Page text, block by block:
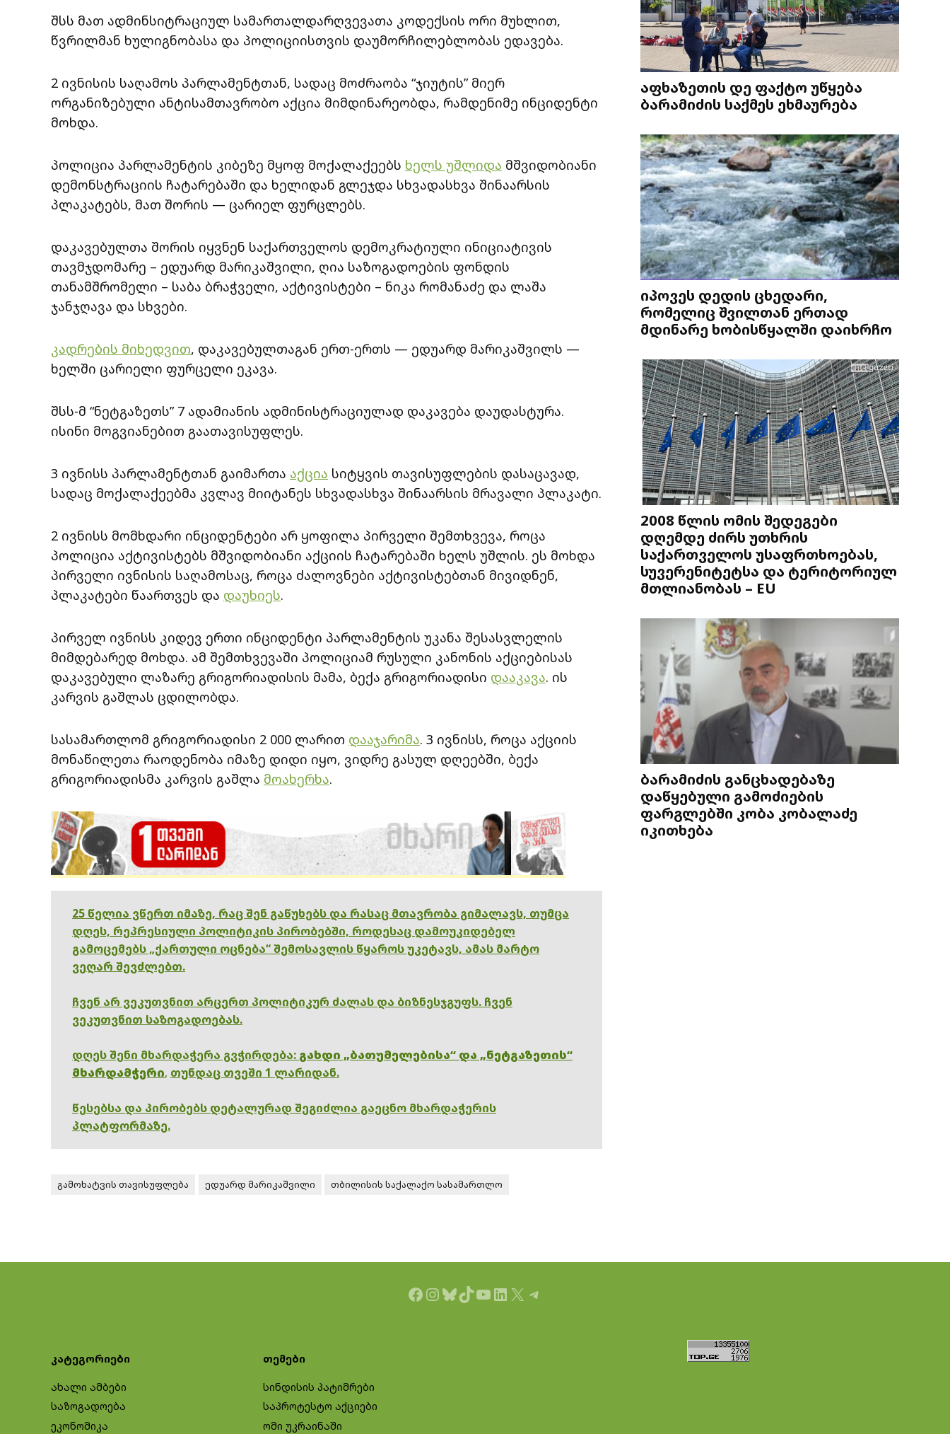
შსს მათ ადმინსიტრაციულ სამართალდარღვევათა კოდექსის ორი მუხლით,
წვრილმან ხულიგნობასა და პოლიციისთვის დაუმორჩილებლობას ედავება.
2 ივნისის საღამოს პარლამენტთან, სადაც მოძრაობა “ჯიუტის” მიერ
ორგანიზებული ანტისამთავრობო აქცია მიმდინარეობდა, რამდენიმე ინციდენტი
მოხდა.
პოლიცია პარლამენტის კიბეზე მყოფ მოქალაქეებს ხელს უშლიდა მშვიდობიანი
დემონსტრაციის ჩატარებაში და ხელიდან გლეჯდა სხვადასხვა შინაარსის
პლაკატებს, მათ შორის — ცარიელ ფურცლებს.
დაკავებულთა შორის იყვნენ საქართველოს დემოკრატიული ინიციატივის
თავმჯდომარე – ედუარდ მარიკაშვილი, ღია საზოგადოების ფონდის
თანამშრომელი – საბა ბრაჭველი, აქტივისტები – ნიკა რომანაძე და ლაშა
ჯანჯღავა და სხვები.
კადრების მიხედვით, დაკავებულთაგან ერთ-ერთს — ედუარდ მარიკაშვილს —
ხელში ცარიელი ფურცელი ეკავა.
შსს-მ “ნეტგაზეთს” 7 ადამიანის ადმინისტრაციულად დაკავება დაუდასტურა.
ისინი მოგვიანებით გაათავისუფლეს.
3 ივნისს პარლამენტთან გაიმართა აქცია სიტყვის თავისუფლების დასაცავად,
სადაც მოქალაქეებმა კვლავ მიიტანეს სხვადასხვა შინაარსის მრავალი პლაკატი.
2 ივნისს მომხდარი ინციდენტები არ ყოფილა პირველი შემთხვევა, როცა
პოლიცია აქტივისტებს მშვიდობიანი აქციის ჩატარებაში ხელს უშლის. ეს მოხდა
პირველი ივნისის საღამოსაც, როცა ძალოვნები აქტივისტებთან მივიდნენ,
პლაკატები წაართვეს და დაუხიეს.
პირველ ივნისს კიდევ ერთი ინციდენტი პარლამენტის უკანა შესასვლელის
მიმდებარედ მოხდა. ამ შემთხვევაში პოლიციამ რუსული კანონის აქციებისას
დაკავებული ლაზარე გრიგორიადისის მამა, ბექა გრიგორიადისი დააკავა. ის
კარვის გაშლას ცდილობდა.
სასამართლომ გრიგორიადისი 2 000 ლარით დააჯარიმა. 3 ივნისს, როცა აქციის
მონაწილეთა რაოდენობა იმაზე დიდი იყო, ვიდრე გასულ დღეებში, ბექა
გრიგორიადისმა კარვის გაშლა მოახერხა.
25 წელია ვწერთ იმაზე, რაც შენ გაწუხებს და რასაც მთავრობა გიმალავს, თუმცა
დღეს, რეპრესიული პოლიტიკის პირობებში, როდესაც დამოუკიდებელ
გამოცემებს „ქართული ოცნება“ შემოსავლის წყაროს უკეტავს, ამას მარტო
ვეღარ შევძლებთ.
ჩვენ არ ვეკუთვნით არცერთ პოლიტიკურ ძალას და ბიზნესჯგუფს. ჩვენ
ვეკუთვნით საზოგადოებას.
დღეს შენი მხარდაჭერა გვჭირდება: გახდი „ბათუმელებისა“ და „ნეტგაზეთის“
მხარდამჭერი, თუნდაც თვეში 1 ლარიდან.
წესებსა და პირობებს დეტალურად შეგიძლია გაეცნო მხარდაჭერის
პლატფორმაზე.
გამოხატვის თავისუფლება ედუარდ მარიკაშვილი თბილისის საქალაქო სასამართლო
აფხაზეთის დე ფაქტო უწყება
ბარამიძის საქმეს ეხმაურება
იპოვეს დედის ცხედარი,
რომელიც შვილთან ერთად
მდინარე ხობისწყალში დაიხრჩო
2008 წლის ომის შედეგები
დღემდე ძირს უთხრის
საქართველოს უსაფრთხოებას,
სუვერენიტეტსა და ტერიტორიულ
მთლიანობას – EU
ბარამიძის განცხადებაზე
დაწყებული გამოძიების
ფარგლებში კობა კობალაძე
იკითხება
Facebook
Instagram
Bluesky
TikTok
YouTube
LinkedIn
X Telegram
კატეგორიები
ახალი ამბები
საზოგადოება
ეკონომიკა
თემები
სინდისის პატიმრები
საპროტესტო აქციები
ომი უკრაინაში